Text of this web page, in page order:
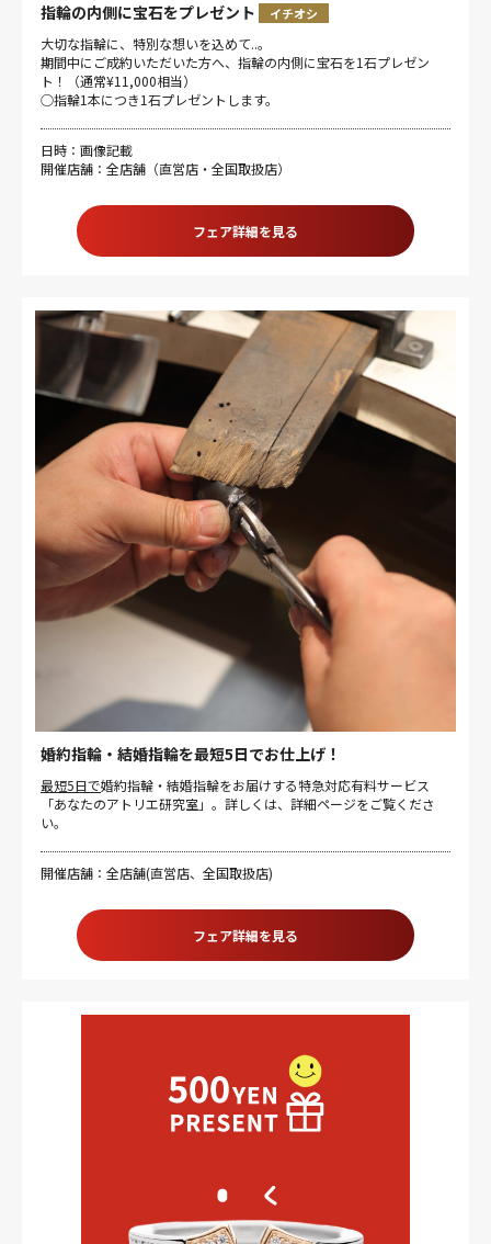
指輪の内側に宝石をプレゼント イチオシ
大切な指輪に、特別な想いを込めて..。
期間中にご成約いただいた方へ、指輪の内側に宝石を1石プレゼン
ト！（通常¥11,000相当）
○指輪1本につき1石プレゼントします。
日時：画像記載
開催店舗：全店舗（直営店・全国取扱店）
フェア詳細を見る
婚約指輪・結婚指輪を最短5日でお仕上げ！
最短5日で婚約指輪・結婚指輪をお届けする特急対応有料サービス
「あなたのアトリエ研究室」。詳しくは、詳細ページをご覧くださ
い。
開催店舗：全店舗(直営店、全国取扱店)
フェア詳細を見る